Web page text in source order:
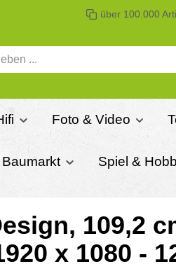
über 100.000
Foto & Video
Baumarkt Spiel &
109,2
x 1080 -